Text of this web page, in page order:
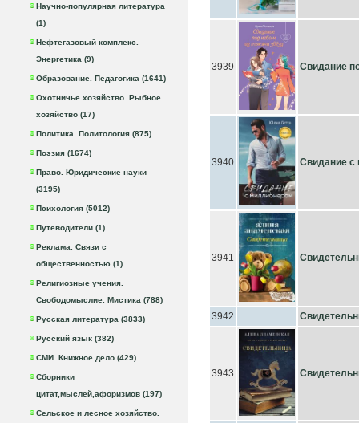
Научно-популярная литература
(1)
Нефтегазовый комплекс.
Энергетика (9)
Образование. Педагогика (1641)
Охотничье хозяйство. Рыбное
хозяйство (17)
Политика. Политология (875)
Поэзия (1674)
Право. Юридические науки
(3195)
Психология (5012)
Путеводители (1)
Реклама. Связи с
общественностью (1)
Религиозные учения.
Свободомыслие. Мистика (788)
Русская литература (3833)
Русский язык (382)
СМИ. Книжное дело (429)
Сборники
цитат,мыслей,афоризмов (197)
Сельское и лесное хозяйство.
3939 Свидание
3940 Свидание с
3941
3942
3943